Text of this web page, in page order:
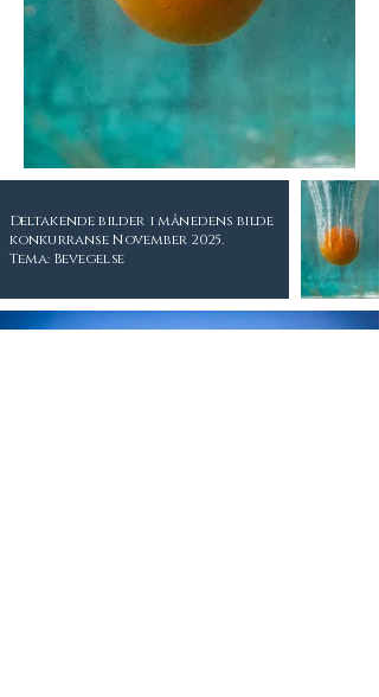
Deltakende bilder i månedens bilde
konkurranse November 2025.
Tema: Bevegelse